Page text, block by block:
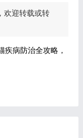
欢迎转载或转
疾病防治全攻略，